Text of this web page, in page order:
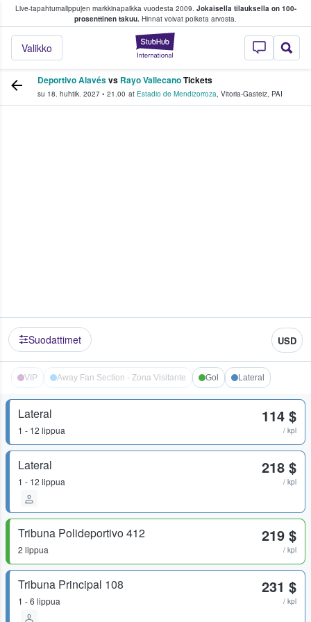
Live-tapahtumalippujen markkinapaikka vuodesta 2009. Jokaisella tilauksella on 100-
prosenttinen takuu. Hinnat voivat poiketa arvosta.
StubHub -
Valikko
fanit ostavat ja myyvät lippuja
Deportivo Alavésvs Rayo VallecanoTickets
su 18. huhtik. 2027 • 21.00 at Estadio de Mendizorroza, Vitoria-Gasteiz, PAI
Suodattimet USD
VIP Away Fan Section - Zona Visitante Gol Lateral
Lateral
1 - 12 lippua
114 $
/ kpl
Lateral
1 - 12 lippua
218 $
/ kpl
Tribuna Polideportivo 412
2 lippua
219 $
/ kpl
Tribuna Principal 108
1 - 6 lippua
231 $
/ kpl